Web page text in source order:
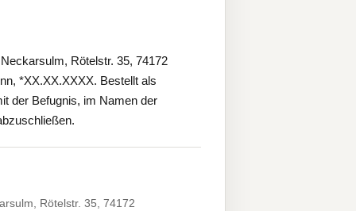
Rötelstr. 35, 74172
*XX.XX.XXXX. Bestellt als
der Befugnis, im Namen der
Rötelstr. 35, 74172